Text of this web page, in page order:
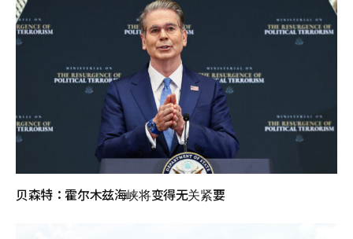
贝森特：霍尔木兹海峡将变得无关紧要